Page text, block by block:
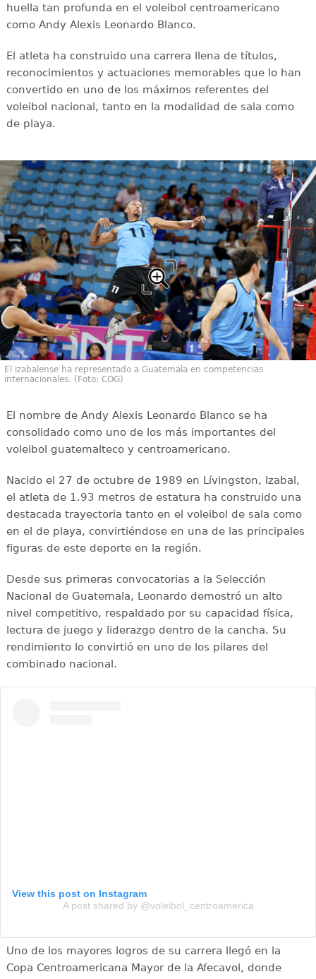
huella tan profunda en el voleibol centroamericano
como Andy Alexis Leonardo Blanco.
El atleta ha construido una carrera llena de títulos,
reconocimientos y actuaciones memorables que lo han
convertido en uno de los máximos referentes del
voleibol nacional, tanto en la modalidad de sala como
de playa.
El izabalense ha representado a Guatemala en competencias
internacionales. (Foto: COG)
El nombre de Andy Alexis Leonardo Blanco se ha
consolidado como uno de los más importantes del
voleibol guatemalteco y centroamericano.
Nacido el 27 de octubre de 1989 en Lívingston, Izabal,
el atleta de 1.93 metros de estatura ha construido una
destacada trayectoria tanto en el voleibol de sala como
en el de playa, convirtiéndose en una de las principales
figuras de este deporte en la región.
Desde sus primeras convocatorias a la Selección
Nacional de Guatemala, Leonardo demostró un alto
nivel competitivo, respaldado por su capacidad física,
lectura de juego y liderazgo dentro de la cancha. Su
rendimiento lo convirtió en uno de los pilares del
combinado nacional.
View this post on Instagram
A post shared by @voleibol_centroamerica
Uno de los mayores logros de su carrera llegó en la
Copa Centroamericana Mayor de la Afecavol, donde